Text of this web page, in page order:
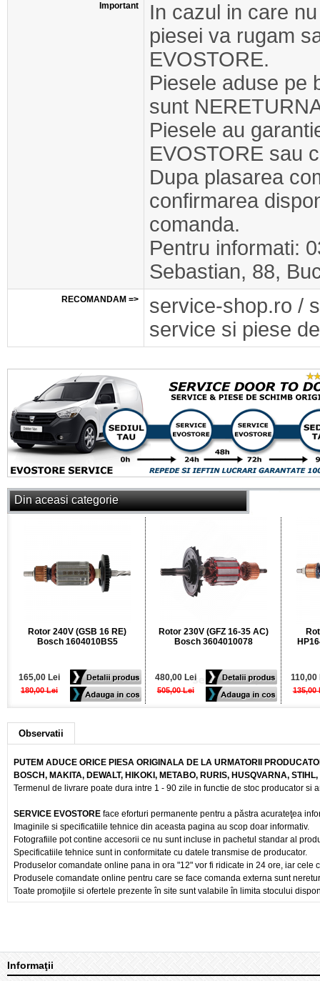
Important
In cazul in care
piesei va rugam
EVOSTORE.
Piesele aduse pe
sunt
Piesele au
EVOSTORE sau
Dupa plasarea
confirmarea
comanda.
Pentru informati:
Sebastian, 88,
RECOMANDAM =>
service-shop.ro /
service si piese
Din aceasi categorie
Rotor 240V (GSB 16 RE)
Bosch 1604010BS5
165,00 Lei
180,00 Lei
Rotor 230V (GFZ 16-35 AC)
Bosch 3604010078
480,00 Lei
505,00 Lei
110,00
135,00
Observatii
PUTEM ADUCE ORICE PIESA ORIGINALA DE LA URMATORII
BOSCH, MAKITA, DEWALT, HIKOKI, METABO, RURIS, HUSQVARNA,
Termenul de livrare poate dura intre 1 - 90 zile in functie de stoc producator si
SERVICE EVOSTORE face eforturi permanente pentru a păstra acurateţea
Imaginile si specificatiile tehnice din aceasta pagina au scop doar informativ.
Fotografiile pot contine accesorii ce nu sunt incluse in pachetul standar al
Specificatiile tehnice sunt in conformitate cu datele transmise de producator.
Produselor comandate online pana in ora "12" vor fi ridicate in 24 ore, iar cele
Produsele comandate online pentru care se face comanda externa sunt
Toate promoţiile si ofertele prezente în site sunt valabile în limita stocului
Informaţii